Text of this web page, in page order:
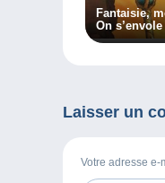
Fantaisie,
On
!
Laisser un
Votre adresse